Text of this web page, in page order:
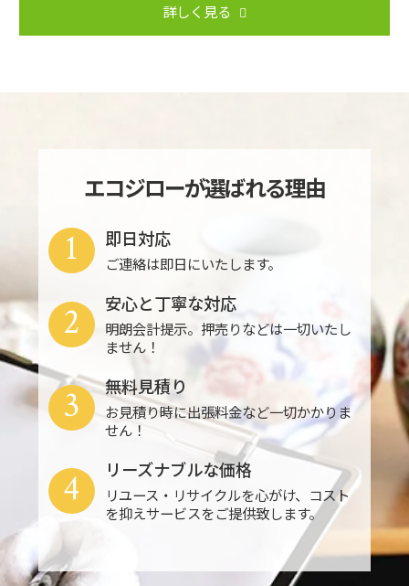
詳しく見る
エコジローが選ばれる理由
即日対応
ご連絡は即日にいたします。
1
安心と丁寧な対応
明朗会計提示。押売りなどは一切いたし
ません！
2
無料見積り
お見積り時に出張料金など一切かかりま
せん！
3
リーズナブルな価格
リユース・リサイクルを心がけ、コスト
を抑えサービスをご提供致します。
4